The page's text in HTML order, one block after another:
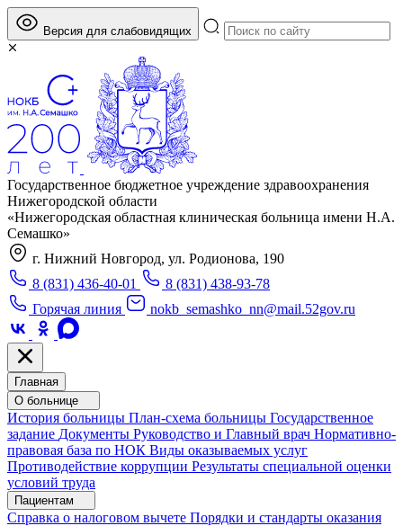
Версия для слабовидящих
Государственное бюджетное учреждение здравоохранения
Нижегородской области
«Нижегородская областная клиническая больница имени Н.А.
Семашко»
г. Нижний Новгород, ул. Родионова, 190
8 (831) 436-40-01
8 (831) 438-93-78
Горячая линия
nokb_semashko_nn@mail.52gov.ru
Главная
О больнице
История больницы План-схема больницы Государственное
задание Документы Руководство и Главный врач Нормативно-
правовая база по НОК Виды оказываемых услуг
Противодействие коррупции Результаты специальной оценки
условий труда
Пациентам
Справка о налоговом вычете Порядки и стандарты оказания